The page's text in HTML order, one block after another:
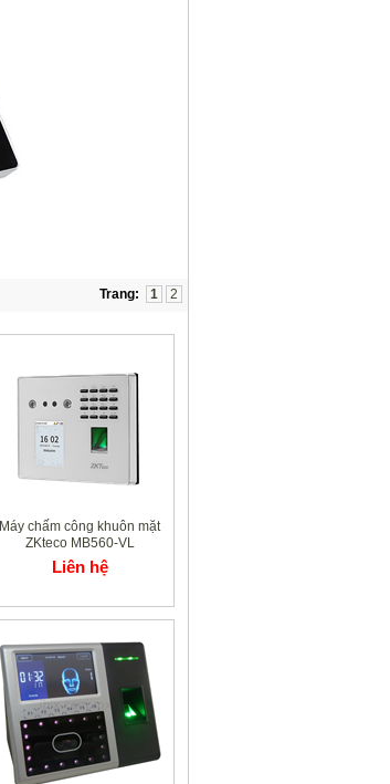
Trang: 1 2
Máy chấm công khuôn mặt
ZKteco MB560-VL
Liên hệ